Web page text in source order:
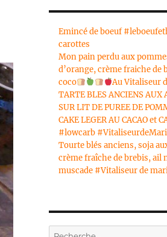
Emincé de boeuf
carottes
Mon pain perdu aux
d’orange, crème fraiche de
coco
Au Vitaliseur
TARTE BLES ANCIENS AUX
SUR LIT DE PUREE DE
CAKE LEGER AU CACAO et
#lowcarb
Tourte blés anciens, soja
crème fraîche de brebis, ail
muscade #Vitaliseur de
Recherche